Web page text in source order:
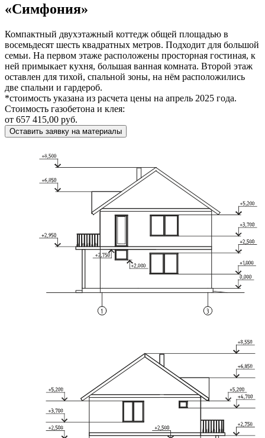
«Симфония»
Компактный двухэтажный коттедж общей площадью в
восемьдесят шесть квадратных метров. Подходит для большой
семьи. На первом этаже расположены просторная гостиная, к
ней примыкает кухня, большая ванная комната. Второй этаж
оставлен для тихой, спальной зоны, на нём расположились
две спальни и гардероб.
*стоимость указана из расчета цены на апрель 2025 года.
Стоимость газобетона и клея:
от 657 415,00 руб.
Оставить заявку на материалы